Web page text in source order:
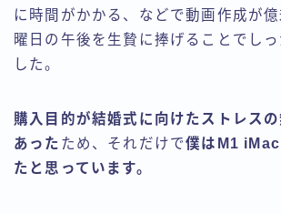
に時間がかかる、などで動画作成が
曜日の午後を生贄に捧げることでし
した。
購入目的が結婚式に向けたストレス
あった ため、それだけで僕はM1 iMac
たと思っています。